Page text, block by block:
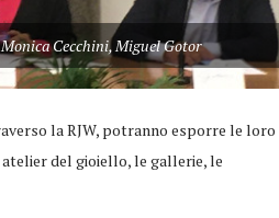
Cecchini, Miguel Gotor
la RJW, potranno esporre le loro
del gioiello, le gallerie, le